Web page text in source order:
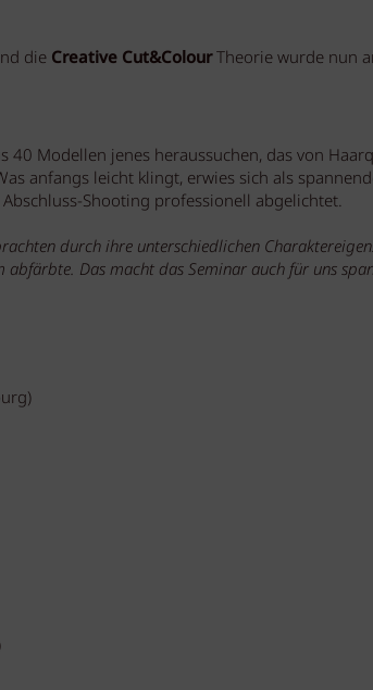
die Creative Cut&ColourTheorie wurde nun
40 Modellen jenes heraussuchen, das von
anfangs leicht klingt, erwies sich als
Shooting professionell abgelichtet.
durch ihre unterschiedlichen
Das macht das Seminar auch für uns